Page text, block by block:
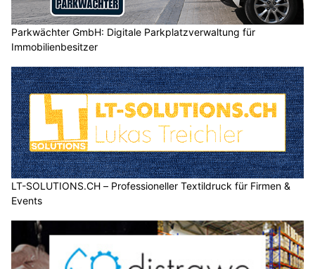
Parkwächter GmbH: Digitale Parkplatzverwaltung für
Immobilienbesitzer
LT-SOLUTIONS.CH – Professioneller Textildruck für Firmen &
Events